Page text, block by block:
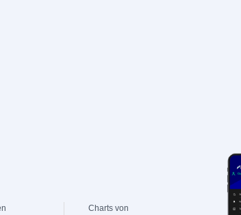
Charts von